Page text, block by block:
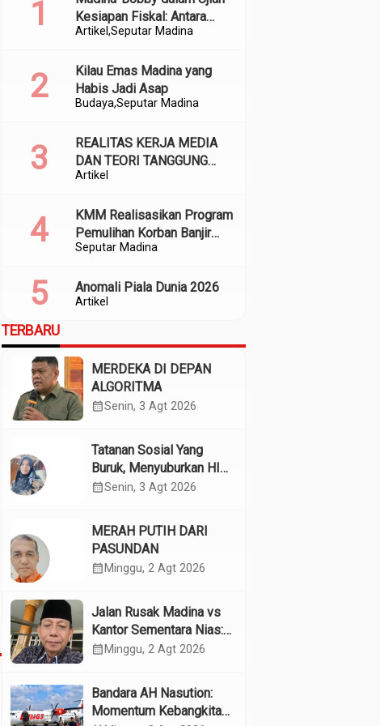
Artikel Seputar Madina
Kesiapan Fiskal: Antara
Kedekatan Politik dan
BudayaSeputar Madina
Kilau Emas Madina yang
Habis Jadi Asap
Artikel
REALITAS KERJA MEDIA
DAN TEORI TANGGUNG
JAWAB SOSIAL
Seputar Madina
KMM Realisasikan Program
Pemulihan Korban Banjir
dan Longsor di Kabupaten
Artikel
Anomali Piala Dunia 2026
TERBARU
MERDEKA DI DEPAN
ALGORITMA
calendar_monthSenin, 3 Agt 2026
Tatanan Sosial Yang
Buruk, Menyuburkan HIV
Pada Remaja
calendar_monthSenin, 3 Agt 2026
MERAH PUTIH DARI
PASUNDAN
calendar_month Minggu, 2 Agt 2026
Jalan Rusak Madina vs
Kantor Sementara Nias:
Kebijakan Pilih Kasih
calendar_month Minggu, 2 Agt 2026
Bandara AH Nasution:
Momentum Kebangkitan